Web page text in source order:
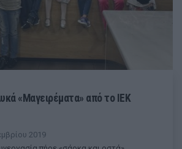
«Μαγειρέματα» από το ΙΕΚ
2019